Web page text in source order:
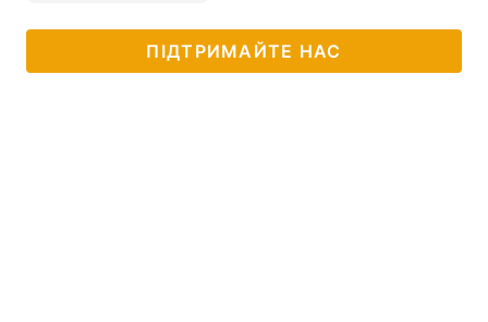
ПІДТРИМАЙТЕ НАС